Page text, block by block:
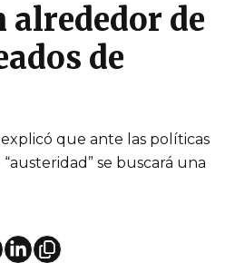
alrededor de
de
que ante las políticas
se buscará una